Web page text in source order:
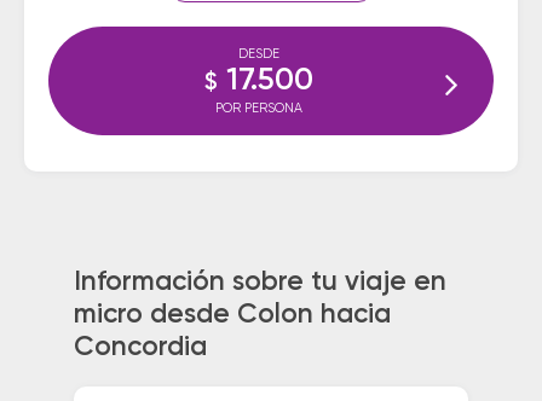
DESDE
$ 17.500
POR PERSONA
Información sobre tu viaje en
micro desde Colon hacia
Concordia